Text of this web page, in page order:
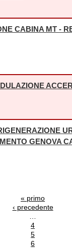
CABINA MT -
GENOVA
« primo
‹ precedente
4
5
6